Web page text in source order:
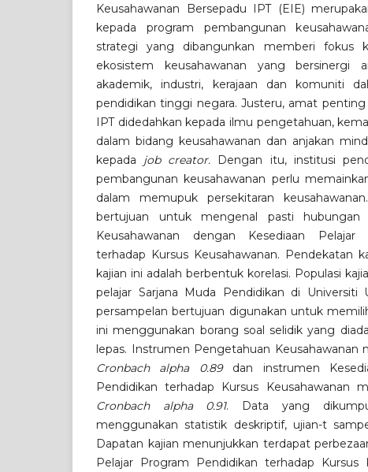
Keusahawanan Bersepadu IPT (EIE)
kepada program pembangunan
strategi yang dibangunkan memberi fokus
ekosistem keusahawanan yang bersinergi
akademik, industri, kerajaan dan komuniti
pendidikan tinggi negara. Justeru, amat penting
IPT didedahkan kepada ilmu pengetahuan,
dalam bidang keusahawanan dan anjakan
kepada job creator. Dengan itu, institusi
pembangunan keusahawanan perlu
dalam memupuk persekitaran
bertujuan untuk mengenal pasti hubungan
Keusahawanan dengan Kesediaan Pelajar
terhadap Kursus Keusahawanan. Pendekatan
kajian ini adalah berbentuk korelasi. Populasi
pelajar Sarjana Muda Pendidikan di Universiti
persampelan bertujuan digunakan untuk
ini menggunakan borang soal selidik yang
lepas. Instrumen Pengetahuan Keusahawanan
Cronbach alpha 0.89dan instrumen
Pendidikan terhadap Kursus Keusahawanan
Cronbach alpha 0.91. Data yang
menggunakan statistik deskriptif, ujian-t
Dapatan kajian menunjukkan terdapat
Pelajar Program Pendidikan terhadap Kursus